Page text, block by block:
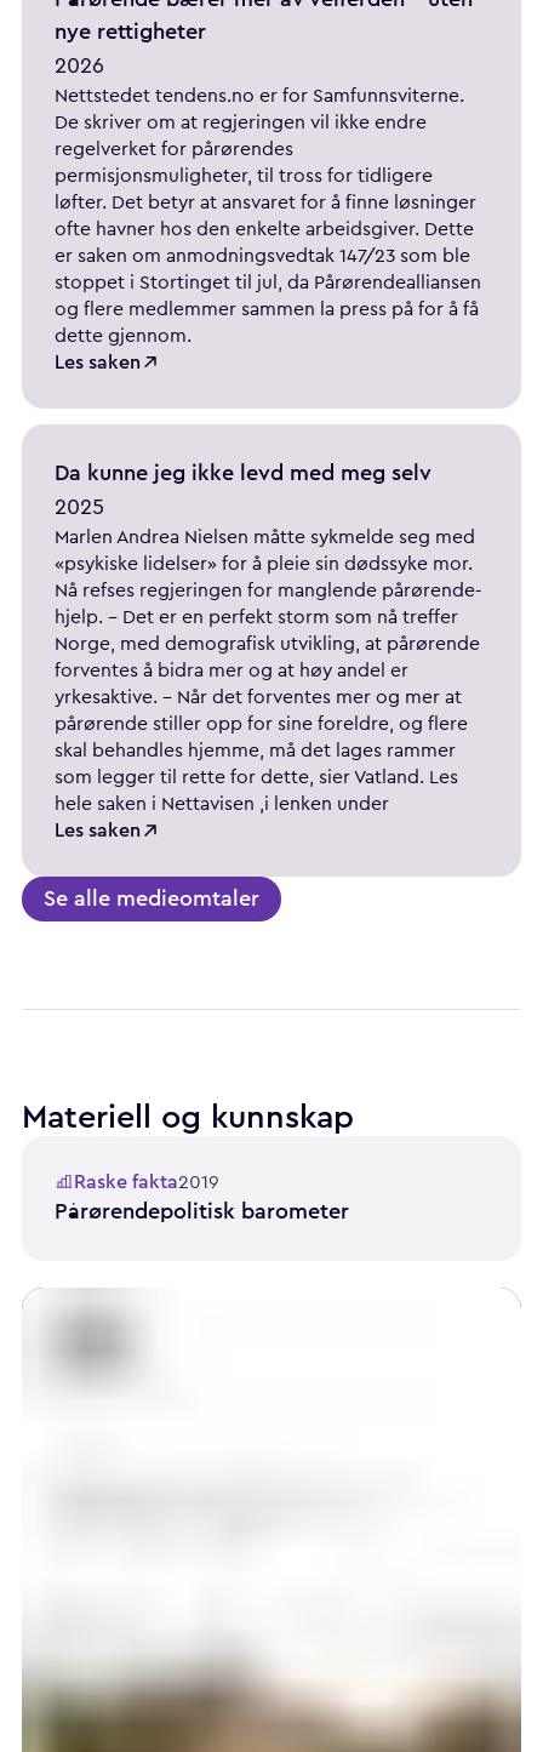
Se alle medieomtaler
nye rettigheter
2026
Nettstedet tendens.no er for Samfunnsviterne.
De skriver om at regjeringen vil ikke endre
regelverket for pårørendes
permisjonsmuligheter, til tross for tidligere
løfter. Det betyr at ansvaret for å finne løsninger
ofte havner hos den enkelte arbeidsgiver. Dette
er saken om anmodningsvedtak 147/23 som ble
stoppet i Stortinget til jul, da Pårørendealliansen
og flere medlemmer sammen la press på for å få
dette gjennom.
Les saken
Da kunne jeg ikke levd med meg selv
2025
Marlen Andrea Nielsen måtte sykmelde seg med
«psykiske lidelser» for å pleie sin dødssyke mor.
Nå refses regjeringen for manglende pårørende-
hjelp. - Det er en perfekt storm som nå treffer
Norge, med demografisk utvikling, at pårørende
forventes å bidra mer og at høy andel er
yrkesaktive. – Når det forventes mer og mer at
pårørende stiller opp for sine foreldre, og flere
skal behandles hjemme, må det lages rammer
som legger til rette for dette, sier Vatland. Les
hele saken i Nettavisen ,i lenken under
Les saken
Materiell og kunnskap
Raske fakta2019
Pårørendepolitisk barometer